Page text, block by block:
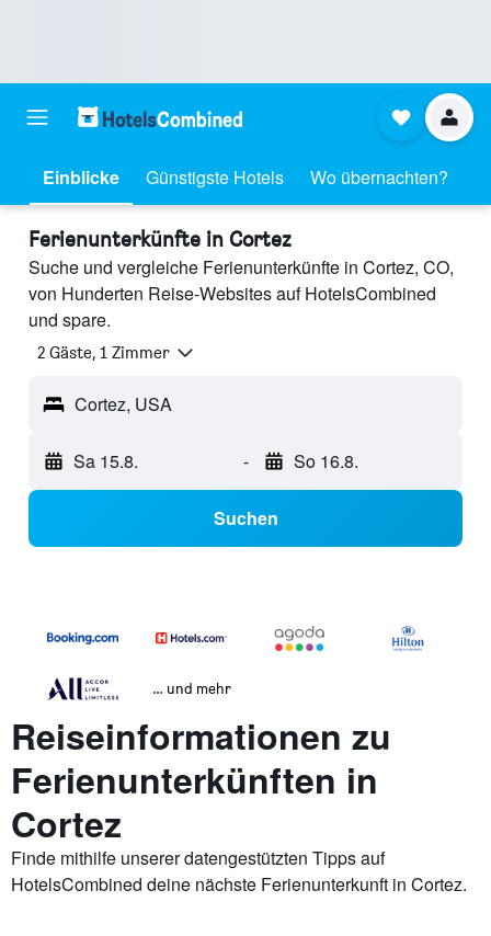
Einblicke Günstigste Hotels Wo übernachten?
Ferienunterkünfte in Cortez
Suche und vergleiche Ferienunterkünfte in Cortez, CO,
von Hunderten Reise-Websites auf HotelsCombined
und spare.
2 Gäste, 1 Zimmer
Cortez, USA
Sa 15.8. - So 16.8.
Suchen
… und mehr
Reiseinformationen zu
Ferienunterkünften in
Cortez
Finde mithilfe unserer datengestützten Tipps auf
HotelsCombined deine nächste Ferienunterkunft in Cortez.